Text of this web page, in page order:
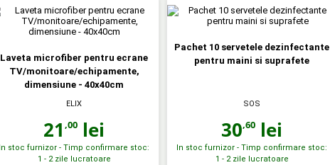
Laveta microfiber pentru ecrane
TV/monitoare/echipamente,
dimensiune - 40x40cm
ELIX
21 ,00 lei
In stoc furnizor - Timp confirmare stoc:
1 - 2 zile lucratoare
Pachet 10 servetele dezinfectante
pentru maini si suprafete
SOS
30,60 lei
In stoc furnizor - Timp confirmare stoc:
1 - 2 zile lucratoare